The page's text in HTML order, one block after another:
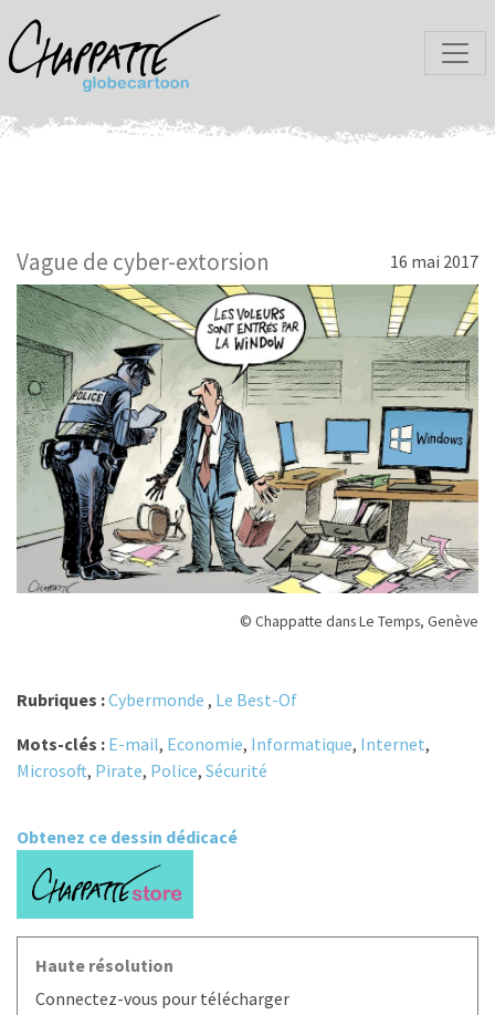
Vague de cyber-extorsion 16 mai 2017
© Chappatte dans Le Temps, Genève
Rubriques :Cybermonde , Le Best-Of
Mots-clés : E-mail, Economie, Informatique, Internet,
Microsoft, Pirate, Police, Sécurité
Obtenez ce dessin dédicacé
Haute résolution
Connectez-vous pour télécharger